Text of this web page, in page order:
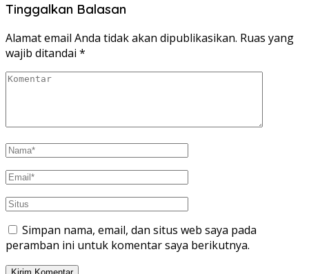
Tinggalkan Balasan
Alamat email Anda tidak akan dipublikasikan. Ruas yang
wajib ditandai *
Simpan nama, email, dan situs web saya pada
peramban ini untuk komentar saya berikutnya.